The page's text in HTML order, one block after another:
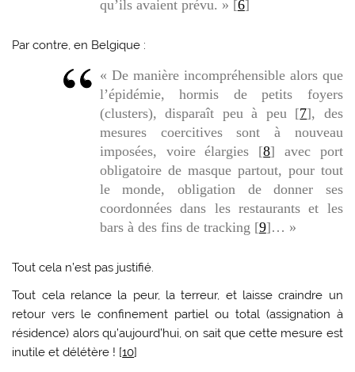
qu’ils avaient prévu. » [6]
Par contre, en Belgique :
« De manière incompréhensible alors que
l’épidémie, hormis de petits foyers
(clusters), disparaît peu à peu [7], des
mesures coercitives sont à nouveau
imposées, voire élargies [8] avec port
obligatoire de masque partout, pour tout
le monde, obligation de donner ses
coordonnées dans les restaurants et les
bars à des fins de tracking [9]… »
Tout cela n’est pas justifié.
Tout cela relance la peur, la terreur, et laisse craindre un
retour vers le confinement partiel ou total (assignation à
résidence) alors qu’aujourd’hui, on sait que cette mesure est
inutile et délétère ! [10]